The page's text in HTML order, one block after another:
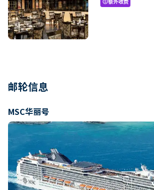
paid
邮轮信息
MSC华丽号